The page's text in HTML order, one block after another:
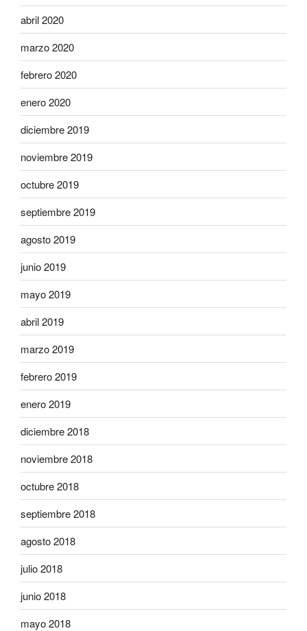
abril 2020
marzo 2020
febrero 2020
enero 2020
diciembre 2019
noviembre 2019
octubre 2019
septiembre 2019
agosto 2019
junio 2019
mayo 2019
abril 2019
marzo 2019
febrero 2019
enero 2019
diciembre 2018
noviembre 2018
octubre 2018
septiembre 2018
agosto 2018
julio 2018
junio 2018
mayo 2018